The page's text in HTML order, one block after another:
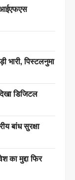
आईएफएस
भारी, पिस्टलनुमा
डिजिटल
बांध सुरक्षा
का मुद्दा फिर